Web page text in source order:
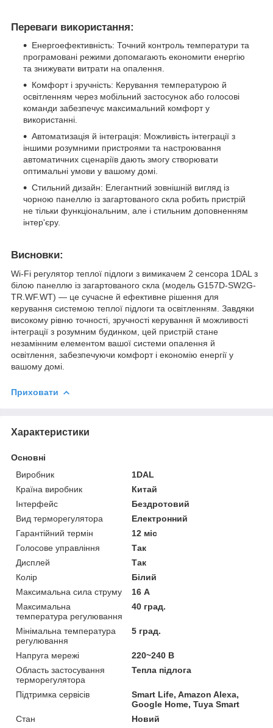
Переваги використання:
Енергоефективність: Точний контроль температури та
програмовані режими допомагають економити енергію
та знижувати витрати на опалення.
Комфорт і зручність: Керування температурою й
освітленням через мобільний застосунок або голосові
команди забезпечує максимальний комфорт у
використанні.
Автоматизація й інтеграція: Можливість інтеграції з
іншими розумними пристроями та настроювання
автоматичних сценаріїв дають змогу створювати
оптимальні умови у вашому домі.
Стильний дизайн: Елегантний зовнішній вигляд із
чорною панеллю із загартованого скла робить пристрій
не тільки функціональним, але і стильним доповненням
інтер'єру.
Висновки:
Wi-Fi регулятор теплої підлоги з вимикачем 2 сенсора 1DAL з
білою панеллю із загартованого скла (модель G157D-SW2G-
TR.WF.WT) — це сучасне й ефективне рішення для
керування системою теплої підлоги та освітленням. Завдяки
високому рівню точності, зручності керування й можливості
інтеграції з розумним будинком, цей пристрій стане
незамінним елементом вашої системи опалення й
освітлення, забезпечуючи комфорт і економію енергії у
вашому домі.
Приховати
Характеристики
Основні
Виробник
1DAL
Країна виробник
Китай
Інтерфейс
Бездротовий
Вид терморегулятора
Електронний
Гарантійний термін
12 міс
Голосове управління
Так
Дисплей
Так
Колір
Білий
Максимальна сила струму
16 А
Максимальна
температура регулювання
40 град.
Мінімальна температура
регулювання
5 град.
Напруга мережі
220~240 В
Область застосування
терморегулятора
Тепла підлога
Підтримка сервісів
Smart Life, Amazon Alexa,
Google Home, Tuya Smart
Стан
Новий